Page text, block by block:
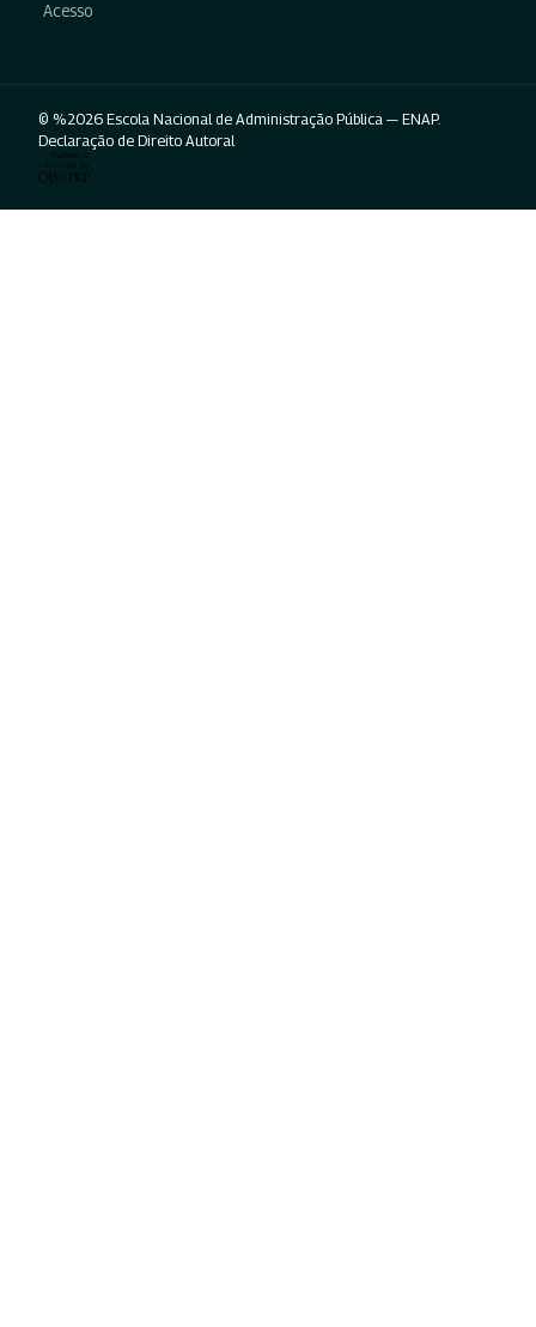
Acesso
© %2026 Escola Nacional de Administração Pública — ENAP.
Declaração de Direito Autoral